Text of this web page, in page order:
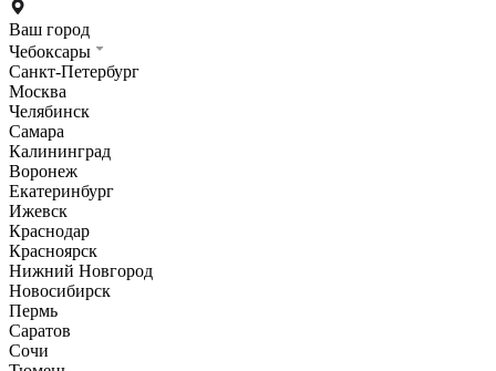
Ваш город
Чебоксары
Санкт-Петербург
Москва
Челябинск
Самара
Калининград
Воронеж
Екатеринбург
Ижевск
Краснодар
Красноярск
Нижний Новгород
Новосибирск
Пермь
Саратов
Сочи